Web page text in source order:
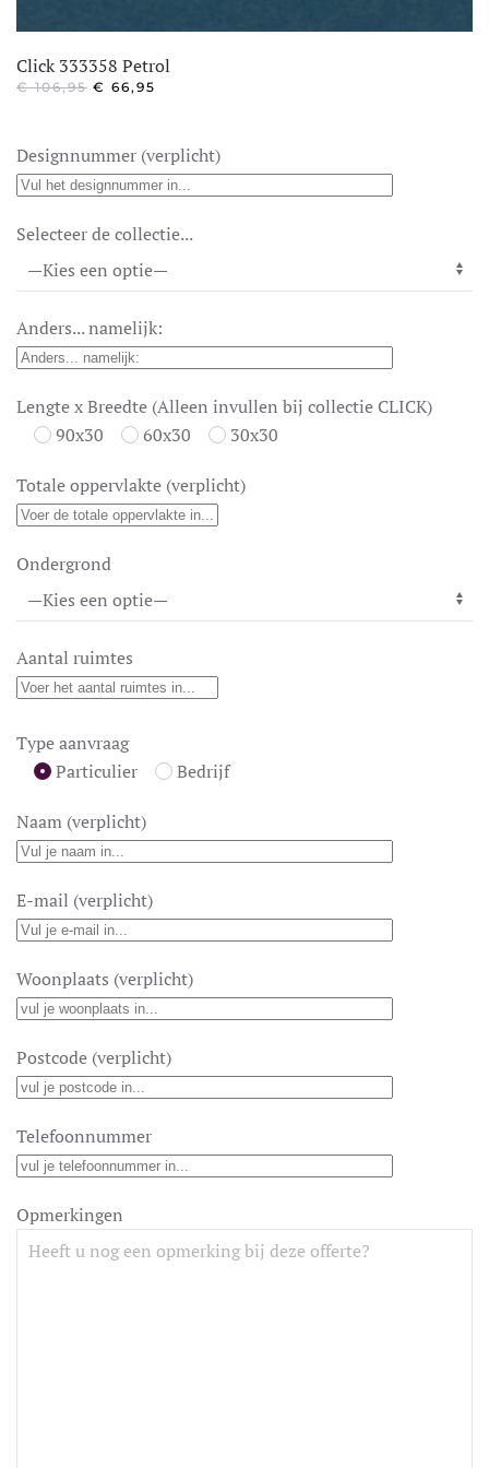
Click 333358 Petrol
€106,95 OORSPRONKELIJKE
€ 66,95
€ 66,95.
Designnummer (verplicht)
Selecteer de collectie...
Anders... namelijk:
Lengte x Breedte (Alleen invullen bij collectie CLICK)
90x30
60x30 30x30
Totale oppervlakte (verplicht)
Ondergrond
Aantal ruimtes
Type aanvraag
Particulier
Bedrijf
Naam (verplicht)
E-mail (verplicht)
Woonplaats (verplicht)
Postcode (verplicht)
Telefoonnummer
Opmerkingen